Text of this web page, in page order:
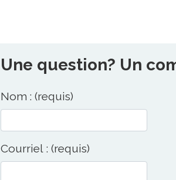
Une question? Un
Nom : (requis)
Courriel : (requis)